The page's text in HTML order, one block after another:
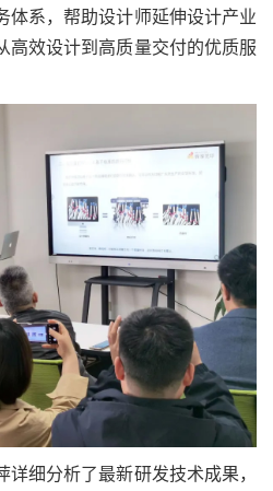
体系，帮助设计师延伸设计产业
高效设计到高质量交付的优质服
细分析了最新研发技术成果，